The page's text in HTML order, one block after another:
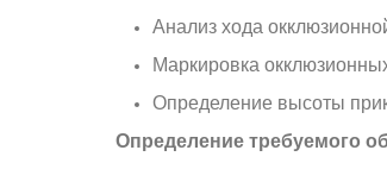
Анализ хода
Маркировка
Определение высоты
Определение требуемого